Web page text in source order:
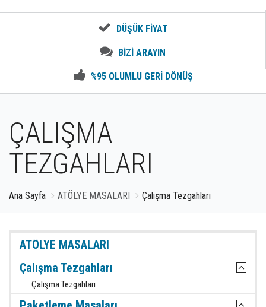
DÜŞÜK FİYAT
BİZİ ARAYIN
%95 OLUMLU GERİ DÖNÜŞ
ÇALIŞMA
TEZGAHLARI
Ana Sayfa ATÖLYE MASALARI Çalışma Tezgahları
ATÖLYE MASALARI
Çalışma Tezgahları
Çalışma Tezgahları